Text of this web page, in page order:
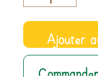
Ajouter